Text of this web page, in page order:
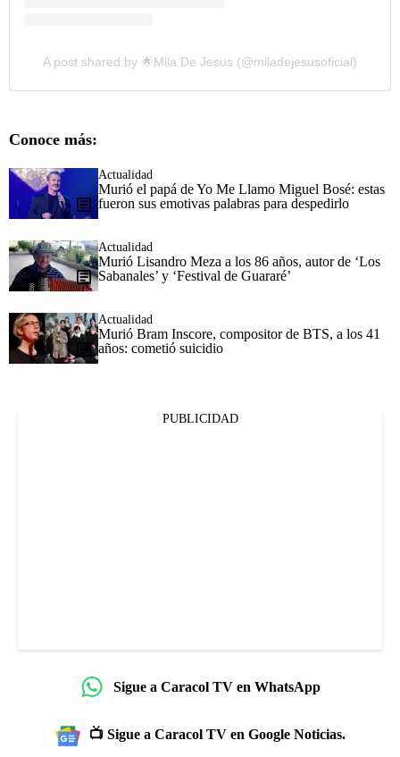
A post shared by 🌟Mila De Jesus (@miladejesusoficial)
Conoce más:
Actualidad
Murió el papá de Yo Me Llamo Miguel Bosé: estas
fueron sus emotivas palabras para despedirlo
Actualidad
Murió Lisandro Meza a los 86 años, autor de ‘Los
Sabanales’ y ‘Festival de Guararé’
Actualidad
Murió Bram Inscore, compositor de BTS, a los 41
años: cometió suicidio
PUBLICIDAD
Sigue a Caracol TV en WhatsApp
📺 Sigue a Caracol TV en Google Noticias.